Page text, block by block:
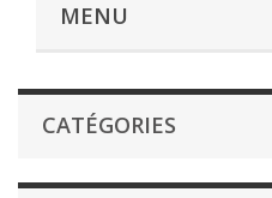
MENU
CATÉGORIES